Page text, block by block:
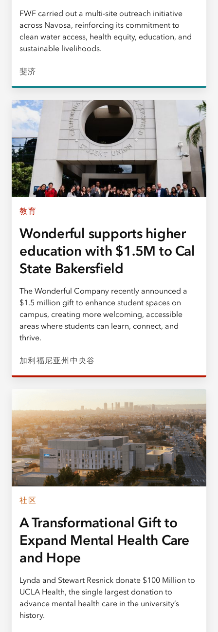
FWF carried out a multi-site outreach initiative
across Navosa, reinforcing its commitment to
clean water access, health equity, education, and
sustainable livelihoods.
斐济
教育
Wonderful supports higher
education with $1.5M to Cal
State Bakersfield
The Wonderful Company recently announced a
$1.5 million gift to enhance student spaces on
campus, creating more welcoming, accessible
areas where students can learn, connect, and
thrive.
加利福尼亚州中央谷
社区
A Transformational Gift to
Expand Mental Health Care
and Hope
Lynda and Stewart Resnick donate $100 Million to
UCLA Health, the single largest donation to
advance mental health care in the university’s
history.